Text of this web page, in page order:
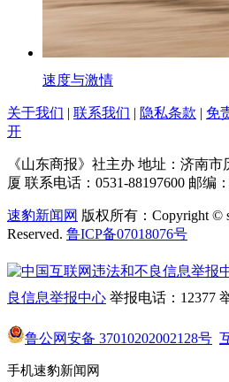
速度与激情
关于我们 | 联系我们 | 隐私条款 | 免
开
《山东商报》社主办 地址：济南市
厦 联系电话：0531-88197600 邮编
速豹新闻网 版权所有：Copyright ©
Reserved. 鲁ICP备07018076号
良信息举报中心 举报电话：12377
鲁公网安备 37010202002128号
手机速豹新闻网